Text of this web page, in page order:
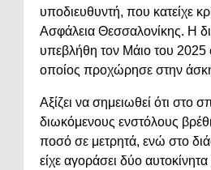
υποδιευθυντή, που κατείχε
Ασφάλεια Θεσσαλονίκης. Η
υπεβλήθη τον Μάιο του 2025
οποίος προχώρησε στην
Αξίζει να σημειωθεί ότι στο
διωκόμενους ενστόλους
ποσό σε μετρητά, ενώ στο
είχε αγοράσει δύο αυτοκίνητα